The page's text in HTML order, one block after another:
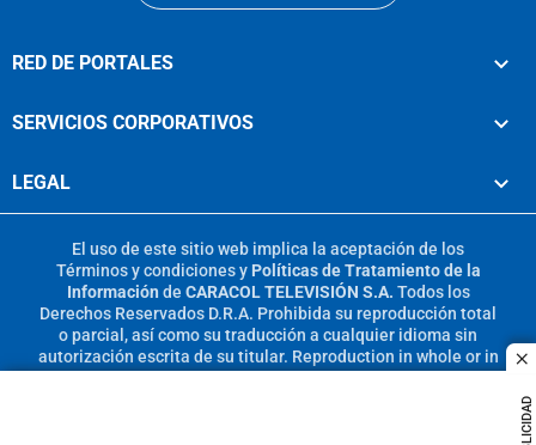
RED DE PORTALES
SERVICIOS CORPORATIVOS
LEGAL
El uso de este sitio web implica la aceptación de los
Términos y condicionesy Políticas de Tratamiento de la
Información de CARACOL TELEVISIÓN S.A. Todos los
Derechos Reservados D.R.A. Prohibida su reproducción total
o parcial, así como su traducción a cualquier idioma sin
autorización escrita de su titular. Reproduction in whole or in